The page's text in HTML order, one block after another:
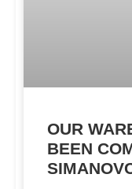
OUR
BEEN